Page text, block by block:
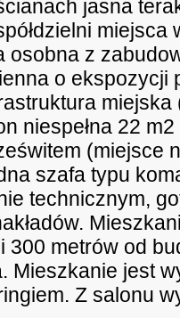
jasna
miejsca
osobna z
o ekspozycji
miejska
niespełna 22
(miejsce
szafa typu
technicznym,
300 metrów od
Mieszkanie jest
Z salonu